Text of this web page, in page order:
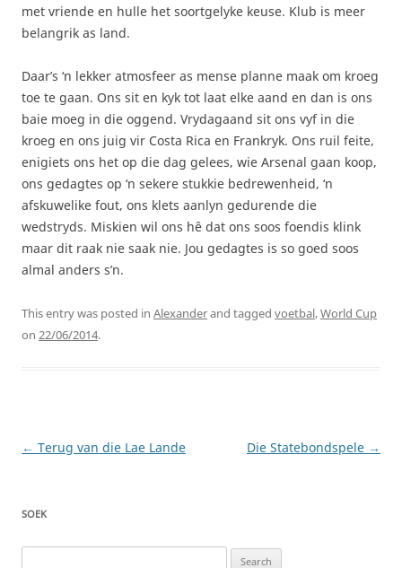
met vriende en hulle het soortgelyke keuse. Klub is meer
belangrik as land.
Daar’s ‘n lekker atmosfeer as mense planne maak om kroeg
toe te gaan. Ons sit en kyk tot laat elke aand en dan is ons
baie moeg in die oggend. Vrydagaand sit ons vyf in die
kroeg en ons juig vir Costa Rica en Frankryk. Ons ruil feite,
enigiets ons het op die dag gelees, wie Arsenal gaan koop,
ons gedagtes op ‘n sekere stukkie bedrewenheid, ‘n
afskuwelike fout, ons klets aanlyn gedurende die
wedstryds. Miskien wil ons hê dat ons soos foendis klink
maar dit raak nie saak nie. Jou gedagtes is so goed soos
almal anders s’n.
This entry was posted in Alexanderand tagged voetbal,World Cup
on 22/06/2014.
Post
← Terug van die Lae Lande Die Statebondspele →
SOEK